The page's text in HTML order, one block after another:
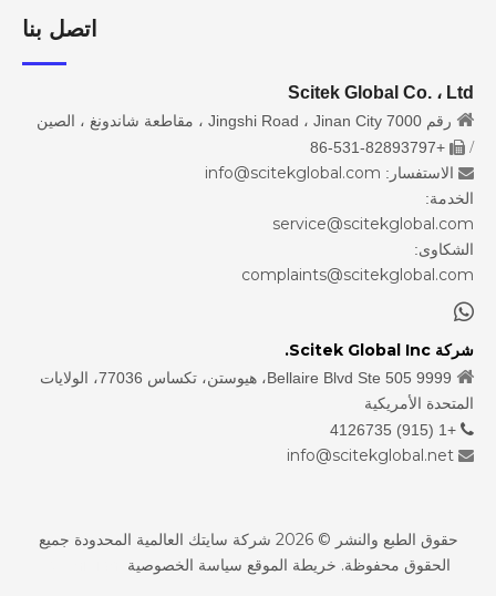
اتصل بنا
Scitek Global Co. ، Ltd
 رقم 7000 Jingshi Road ، Jinan City ، مقاطعة شاندونغ ، الصين
/

+86-531-82893797
 الاستفسار: info@scitekglobal.com
الخدمة:
service@scitekglobal.com
الشكاوى:
complaints@scitekglobal.com

شركة Scitek Global Inc.

9999 Bellaire Blvd Ste 505، هيوستن، تكساس 77036، الولايات
المتحدة الأمريكية

+1 (915) 4126735

info@scitekglobal.net
حقوق الطبع والنشر ©2026 شركة سايتك العالمية المحدودة جميع
الحقوق محفوظة. خريطة الموقع سياسة الخصوصية